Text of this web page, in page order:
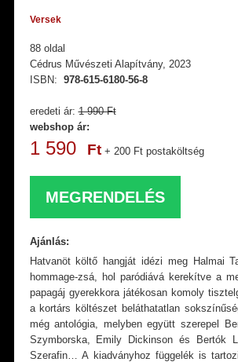
Versek
88 oldal
Cédrus Művészeti Alapítvány, 2023
ISBN: 978-615-6180-56-8
eredeti ár:1 990 Ft
webshop ár:
1 590 Ft + 200 Ft postaköltség
MEGRENDELÉS
Ajánlás:
Hatvanöt költő hangját idézi meg Halmai
hommage-zsá, hol paródiává kerekítve a
papagáj gyerekkora játékosan komoly
a kortárs költészet beláthatatlan
még antológia, melyben együtt szerepel
Szymborska, Emily Dickinson és Bertók
Szerafin… A kiadványhoz függelék is